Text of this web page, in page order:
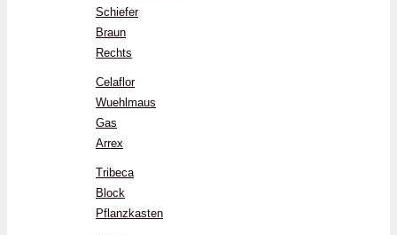
Schiefer
Braun
Rechts
Celaflor
Wuehlmaus
Gas
Arrex
Tribeca
Block
Pflanzkasten